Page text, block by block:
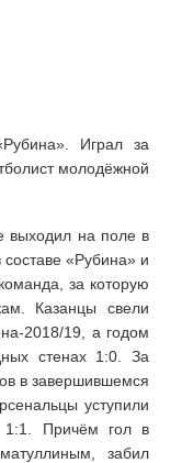
Играл за
молодёжной
выходил на поле в
«Рубина» и
за которую
Казанцы свели
2018/19, а годом
стенах 1:0. За
в завершившемся
уступили
Причём гол в
забил